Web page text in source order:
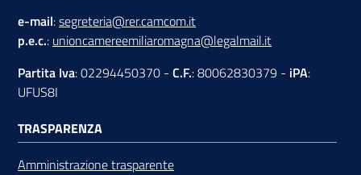
e-mail:segreteria@rer.camcom.it
p.e.c.: unioncamereemiliaromagna@legalmail.it
Partita Iva: 02294450370 - C.F.: 80062830379 - iPA:
UFUS8I
TRASPARENZA
Amministrazione trasparente